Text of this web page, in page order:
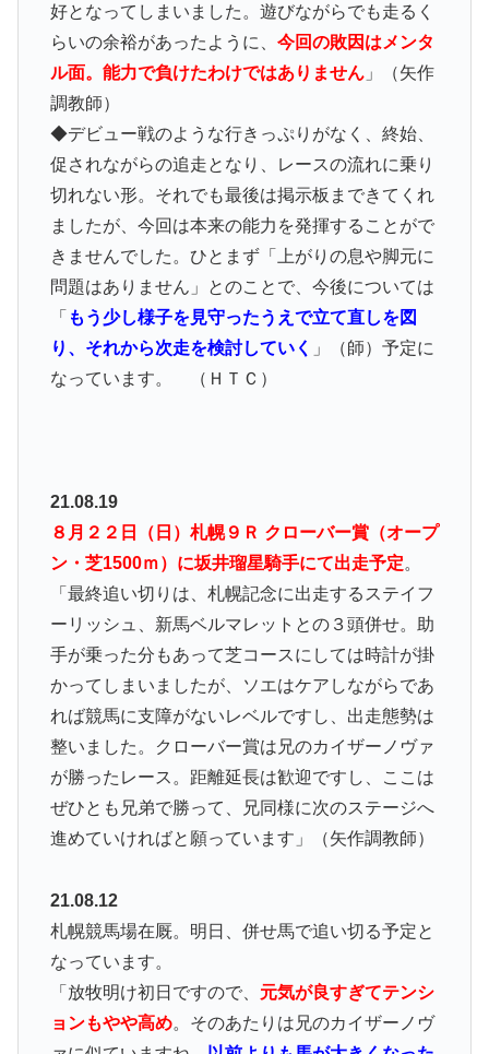
好となってしまいました。遊びながらでも走るく
らいの余裕があったように、 今回の敗因はメンタ
ル面。能力で負けたわけではありません」（矢作
調教師）
◆デビュー戦のような行きっぷりがなく、終始、
促されながらの追走となり、レースの流れに乗り
切れない形。それでも最後は掲示板まできてくれ
ましたが、今回は本来の能力を発揮することがで
きませんでした。ひとまず「上がりの息や脚元に
問題はありません」とのことで、今後については
「 もう少し様子を見守ったうえで立て直しを図
り、それから次走を検討していく
」（師）予定に
なっています。 （ＨＴＣ）
21.08.19
８月２２日（日）札幌９Ｒ クローバー賞（オープ
ン・芝1500ｍ）に坂井瑠星騎手にて出走予定。
「最終追い切りは、札幌記念に出走するステイフ
ーリッシュ、新馬ベルマレットとの３頭併せ。助
手が乗った分もあって芝コースにしては時計が掛
かってしまいましたが、ソエはケアしながらであ
れば競馬に支障がないレベルですし、出走態勢は
整いました。クローバー賞は兄のカイザーノヴァ
が勝ったレース。距離延長は歓迎ですし、ここは
ぜひとも兄弟で勝って、兄同様に次のステージへ
進めていければと願っています」（矢作調教師）
21.08.12
札幌競馬場在厩。明日、併せ馬で追い切る予定と
なっています。
「放牧明け初日ですので、 元気が良すぎてテンシ
ョンもやや高め。そのあたりは兄のカイザーノヴ